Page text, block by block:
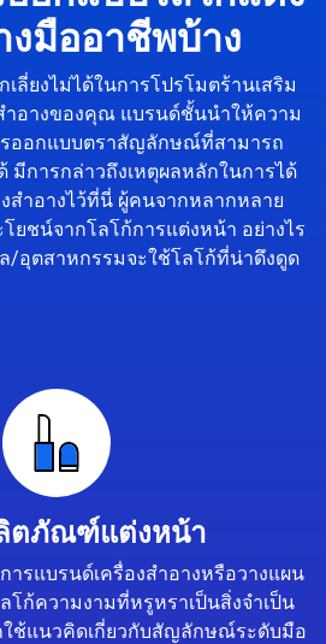
มืออาชีพบ้าง
ลี่ยงไม่ได้ในการโปรโมตร้านเสริม
ำอางของคุณ แบรนด์ชั้นนำให้ความ
รออกแบบตราสัญลักษณ์ที่สามารถ
มีการกล่าวถึงเหตุผลหลักในการได้
สำอางไว้ที่นี่ ผู้คนจากหลากหลาย
ยชน์จากโลโก้การแต่งหน้า อย่างไร
/อุตสาหกรรมจะใช้โลโก้ที่น่าดึงดูด
ตภัณฑ์แต่งหน้า
รแบรนด์เครื่องสำอางหรือวางแผน
โก้ความงามที่หรูหราเป็นสิ่งจำเป็น
ช้แนวคิดเกี่ยวกับสัญลักษณ์ระดับมือ